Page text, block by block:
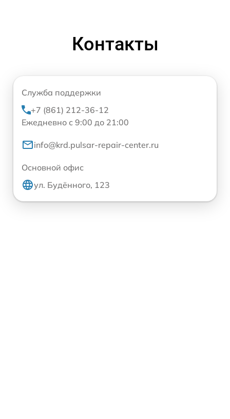
Контакты
Служба поддержки
+7 (861) 212-36-12
Ежедневно с 9:00 до 21:00
info@krd.pulsar-repair-center.ru
Основной офис
ул. Будённого, 123